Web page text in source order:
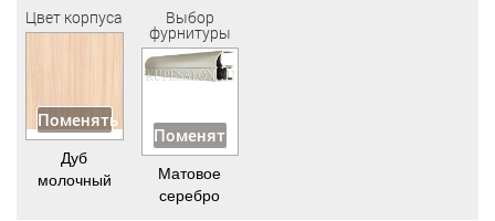
Цвет корпуса
Поменять
Дуб
молочный
Выбор
фурнитуры
Поменять
Матовое
серебро